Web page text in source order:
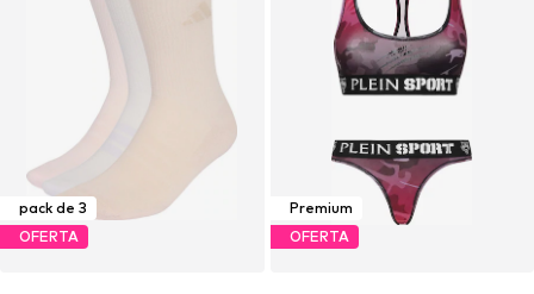
pack de 3
OFERTA
Premium
OFERTA